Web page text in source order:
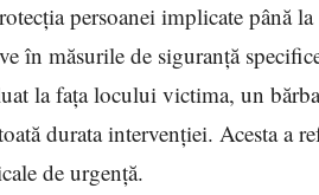
persoanei implicate până
în măsurile de siguranță
la fața locului victima, un
durata intervenției. Acesta a
de urgență.